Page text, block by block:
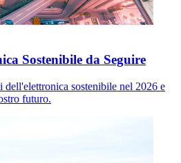
Sostenibile da Seguire
dell'elettronica sostenibile nel 2026 e
futuro.